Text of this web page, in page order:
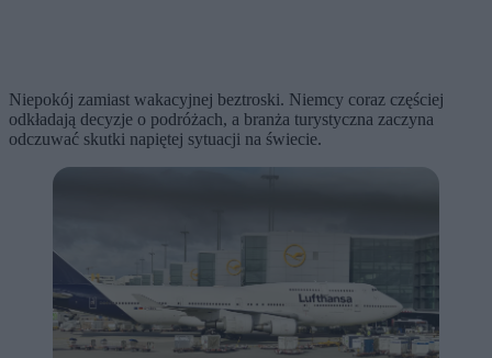
Niepokój zamiast wakacyjnej beztroski. Niemcy coraz częściej
odkładają decyzje o podróżach, a branża turystyczna zaczyna
odczuwać skutki napiętej sytuacji na świecie.